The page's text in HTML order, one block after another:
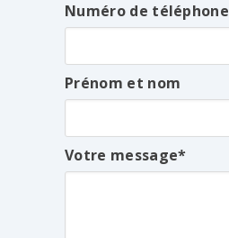
Numéro de téléphone
Prénom et nom
Votre message